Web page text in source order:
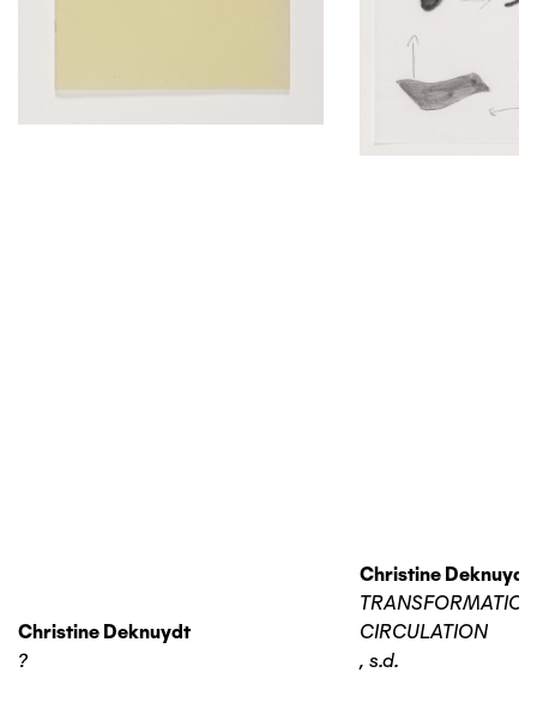
Christine Deknuydt
?
Christine Deknuydt
TRANSFORMATION
CIRCULATION
, s.d.